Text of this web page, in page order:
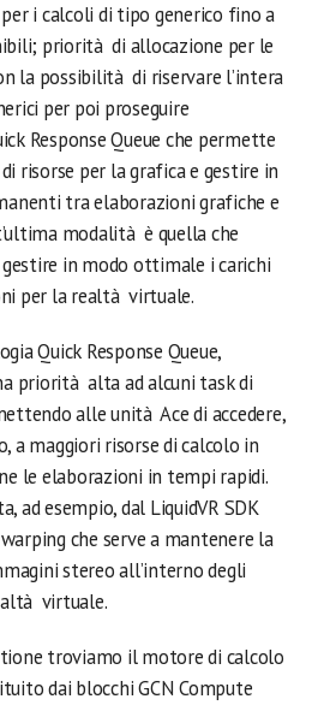
i calcoli di tipo generico fino a
priorità di allocazione per le
la possibilità di riservare l’intera
per poi proseguire
Response Queue che permette
risorse per la grafica e gestire in
tra elaborazioni grafiche e
modalità è quella che
in modo ottimale i carichi
per la realtà virtuale.
Quick Response Queue,
priorità alta ad alcuni task di
alle unità Ace di accedere,
a maggiori risorse di calcolo in
le elaborazioni in tempi rapidi.
ad esempio, dal LiquidVR SDK
che serve a mantenere la
stereo all’interno degli
virtuale.
troviamo il motore di calcolo
dai blocchi GCN Compute